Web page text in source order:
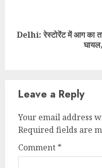
Next
Delhi: रेस्टोरेंट में आग का
Leave a Reply
Your email address
Required fields are
Comment *